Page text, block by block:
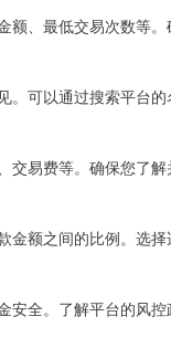
额、最低交易次数等
可以通过搜索平台
交易费等。确保您了
额之间的比例。选
安全。了解平台的风